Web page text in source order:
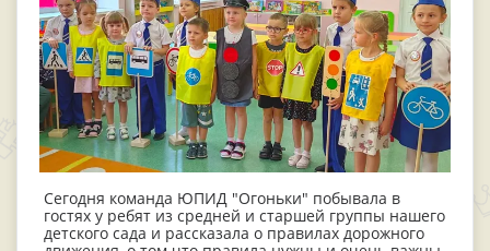
Сегодня команда ЮПИД "Огоньки" побывала в
гостях у ребят из средней и старшей группы нашего
детского сада и рассказала о правилах дорожного